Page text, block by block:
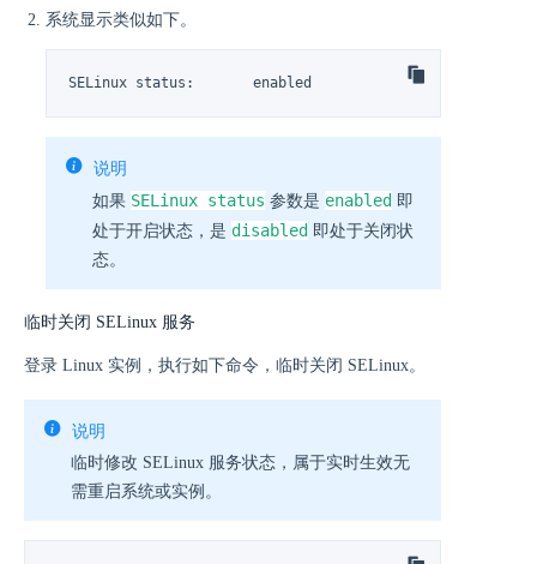
系统显示类似如下。
SELinux status:       enabled
说明
如果 SELinux status 参数是 enabled 即
处于开启状态，是 disabled 即处于关闭状
态。
临时关闭 SELinux 服务
登录 Linux 实例，执行如下命令，临时关闭 SELinux。
说明
临时修改 SELinux 服务状态，属于实时生效无
需重启系统或实例。